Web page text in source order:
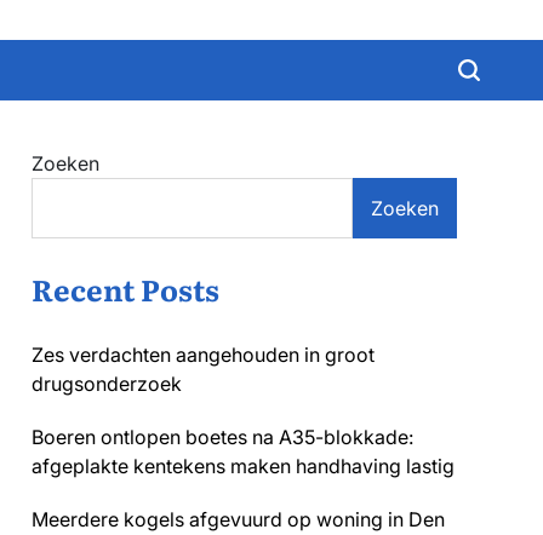
Zoeken
Zoeken
Recent Posts
Zes verdachten aangehouden in groot
drugsonderzoek
Boeren ontlopen boetes na A35-blokkade:
afgeplakte kentekens maken handhaving lastig
Meerdere kogels afgevuurd op woning in Den